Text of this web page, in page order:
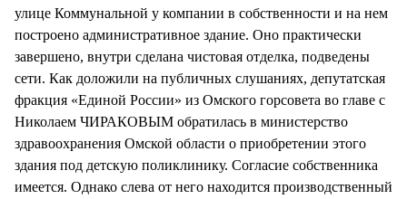
улице Коммунальной у компании в собственности и на нем
построено административное здание. Оно практически
завершено, внутри сделана чистовая отделка, подведены
сети. Как доложили на публичных слушаниях, депутатская
фракция «Единой России» из Омского горсовета во главе с
Николаем ЧИРАКОВЫМ обратилась в министерство
здравоохранения Омской области о приобретении этого
здания под детскую поликлинику. Согласие собственника
имеется. Однако слева от него находится производственный